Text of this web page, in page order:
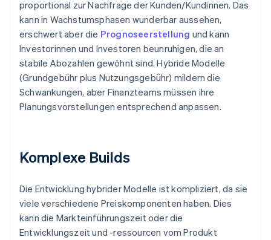
proportional zur Nachfrage der Kunden/Kundinnen. Das
kann in Wachstumsphasen wunderbar aussehen,
erschwert aber die Prognoseerstellung und kann
Investorinnen und Investoren beunruhigen, die an
stabile Abozahlen gewöhnt sind. Hybride Modelle
(Grundgebühr plus Nutzungsgebühr) mildern die
Schwankungen, aber Finanzteams müssen ihre
Planungsvorstellungen entsprechend anpassen.
Komplexe Builds
Die Entwicklung hybrider Modelle ist kompliziert, da sie
viele verschiedene Preiskomponenten haben. Dies
kann die Markteinführungszeit oder die
Entwicklungszeit und -ressourcen vom Produkt